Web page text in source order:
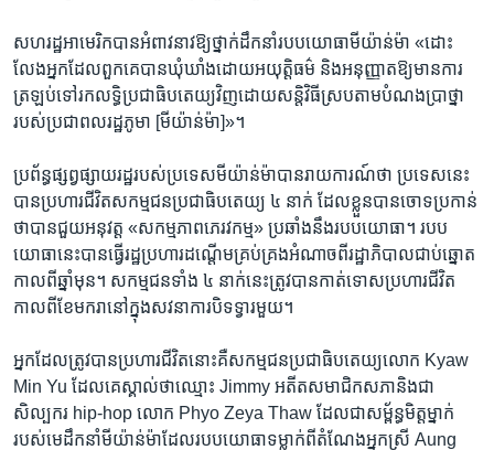
សហរដ្ឋ​អាមេរិក​បាន​អំពាវនាវ​ឱ្យ​ថ្នាក់​ដឹកនាំ​របប​យោធា​មីយ៉ាន់ម៉ា «ដោះ
លែង​អ្នក​ដែល​ពួកគេ​បាន​ឃុំឃាំង​ដោយ​អយុត្តិធម៌ និង​អនុញ្ញាត​ឱ្យ​មាន​ការ​
ត្រឡប់​ទៅ​រក​លទ្ធិ​ប្រជាធិបតេយ្យ​វិញ​ដោយ​សន្តិវិធី​ស្រប​តាម​បំណង​ប្រាថ្នា​
របស់​ប្រជាពលរដ្ឋ​ភូមា [មីយ៉ាន់ម៉ា]»។
ប្រព័ន្ធ​ផ្សព្វផ្សាយ​រដ្ឋ​របស់​ប្រទេស​មីយ៉ាន់ម៉ា​បាន​រាយការណ៍​ថា ប្រទេស​នេះ​
បាន​ប្រហារ​ជីវិត​សកម្មជន​ប្រជាធិបតេយ្យ ៤ នាក់ ដែល​ខ្លួន​បាន​ចោទ​ប្រកាន់​
ថា​បាន​ជួយ​អនុវត្ត «សកម្មភាព​ភេរវកម្ម» ប្រឆាំង​នឹង​របប​យោធា។ របប​
យោធា​នេះ​បាន​ធ្វើ​រដ្ឋប្រហារ​ដណ្ដើម​គ្រប់គ្រង​អំណាច​ពី​រដ្ឋាភិបាល​ជាប់​ឆ្នោត​
កាលពី​ឆ្នាំ​មុន។ សកម្មជន​ទាំង ៤ នាក់​នេះ​ត្រូវ​បាន​កាត់ទោស​ប្រហារ​ជីវិត​
កាលពី​ខែ​មករា​នៅ​ក្នុង​សវនាការ​បិទ​ទ្វារ​មួយ។
អ្នក​ដែល​ត្រូវ​បាន​ប្រហារ​ជីវិត​នោះ​គឺ​សកម្មជន​ប្រជាធិបតេយ្យ​លោក Kyaw
Min Yu ដែល​គេ​ស្គាល់​ថា​ឈ្មោះ Jimmy អតីត​សមាជិក​សភា​និង​ជា​
សិល្បករ hip-hop លោក Phyo Zeya Thaw ដែល​ជា​សម្ព័ន្ធមិត្ត​ម្នាក់​
របស់​មេដឹកនាំ​មីយ៉ាន់ម៉ា​ដែល​របប​យោធា​ទម្លាក់​ពី​តំណែង​អ្នកស្រី Aung